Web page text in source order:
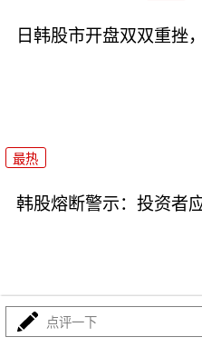
日韩股市开盘双双重挫
最热
韩股熔断警示：投资者
最热 点评一下